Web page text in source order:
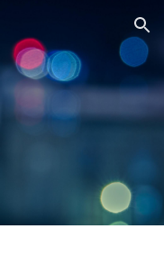
Skip to navigation